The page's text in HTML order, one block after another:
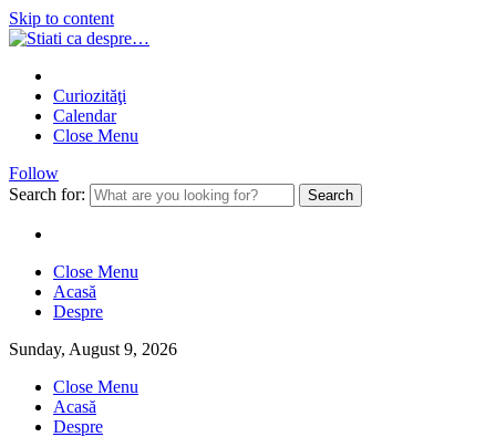
Skip to content
Curiozităţi
Calendar
Close Menu
Follow
Search for:
Close Menu
Acasă
Despre
Sunday, August 9, 2026
Close Menu
Acasă
Despre